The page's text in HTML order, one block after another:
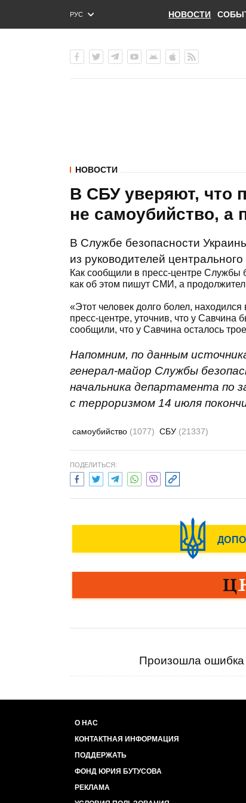
РУС
ENG
НОВОСТИ
НОВОСТИ
В СБУ уверяют, что
не самоубийство, а
В Службе безопасности
из руководителей
Как сообщили в пресс-центре Службы
как об этом пишут СМИ, а
«Этот человек долго болел,
пресс-центре, уточнив, что у
сообщили, что у Савчина осталось
Напомним, по данным
генерал-майор Службы
начальника департамента по
с терроризмом 14 июля
самоубийство (1077) СБУ (21337)
ПОДЕЛИТЬСЯ:
Произошла ошибка
О НАС
КОНТАКТНАЯ ИНФОРМАЦИЯ
ПОДДЕРЖАТЬ
ФОНД ЮРИЯ БУТУСОВА
РЕКЛАМА